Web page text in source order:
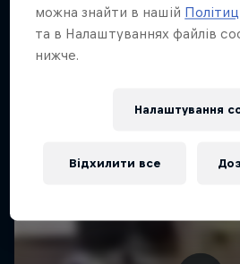
BMX
можна знайти в нашій
та в Налаштуваннях файлів
нижче.
Налаштування
Відхилити все